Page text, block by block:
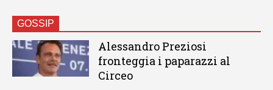
GOSSIP
Alessandro Preziosi
fronteggia i paparazzi al
Circeo